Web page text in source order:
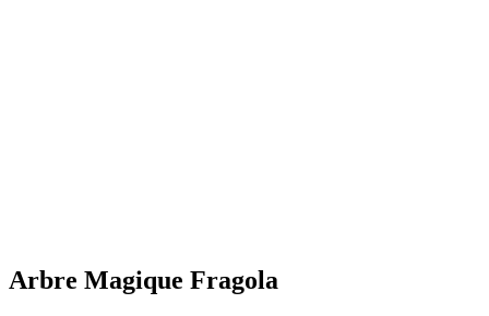
Arbre Magique Fragola